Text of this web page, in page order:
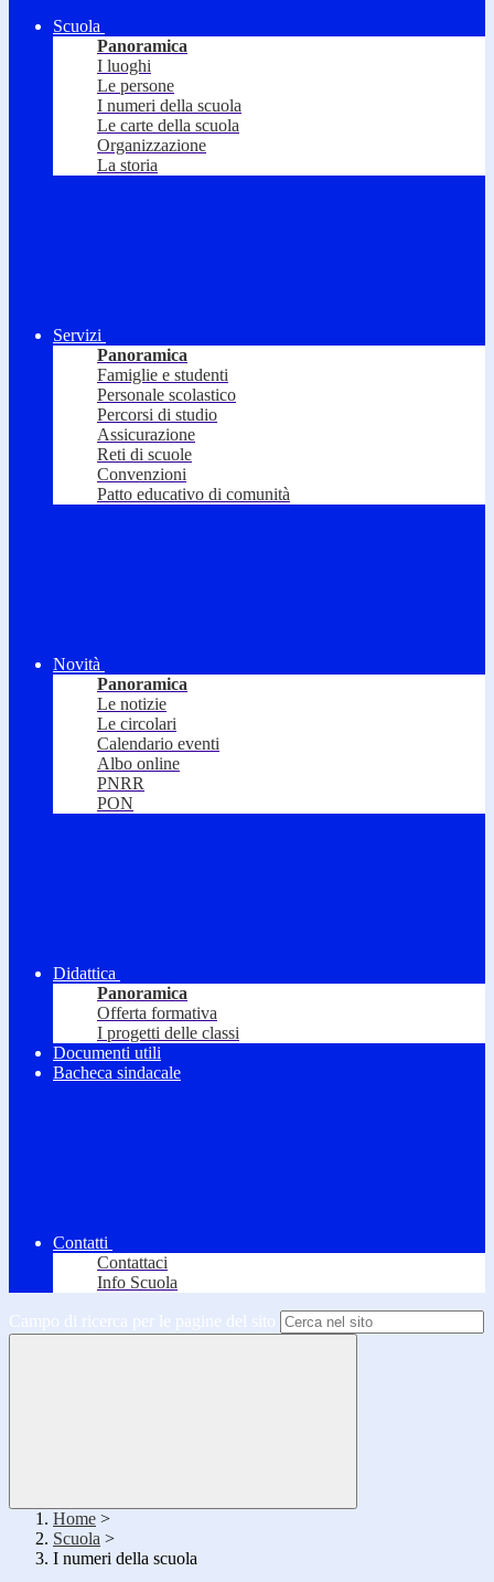
Scuola
Panoramica
I luoghi
Le persone
I numeri della scuola
Le carte della scuola
Organizzazione
La storia
Servizi
Panoramica
Famiglie e studenti
Personale scolastico
Percorsi di studio
Assicurazione
Reti di scuole
Convenzioni
Patto educativo di comunità
Novità
Panoramica
Le notizie
Le circolari
Calendario eventi
Albo online
PNRR
PON
Didattica
Panoramica
Offerta formativa
I progetti delle classi
Documenti utili
Bacheca sindacale
Contatti
Contattaci
Info Scuola
Campo di ricerca per le pagine del sito
Home >
Scuola >
I numeri della scuola